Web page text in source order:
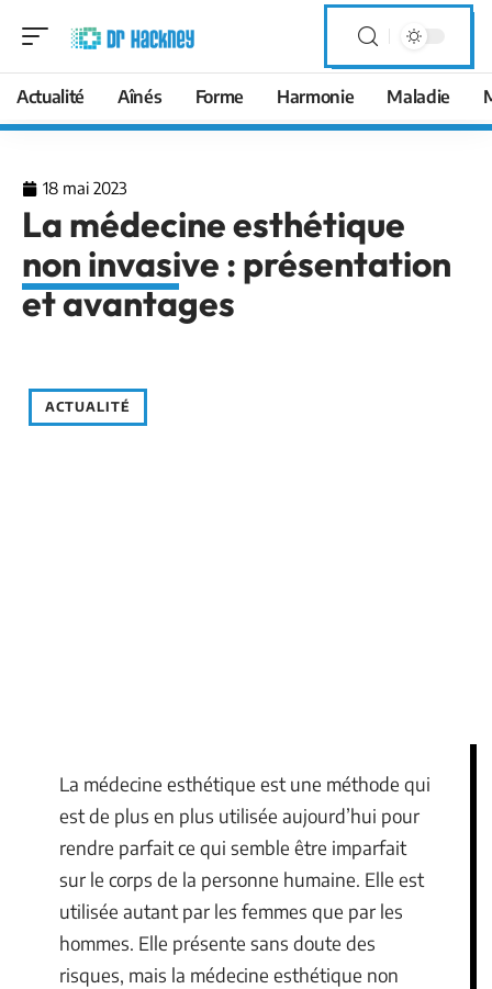
Actualité Aînés Forme Harmonie Maladie
18 mai 2023
La médecine esthétique
non invasive : présentation
et avantages
ACTUALITÉ
La médecine esthétique est une méthode qui
est de plus en plus utilisée aujourd’hui pour
rendre parfait ce qui semble être imparfait
sur le corps de la personne humaine. Elle est
utilisée autant par les femmes que par les
hommes. Elle présente sans doute des
risques, mais la médecine esthétique non